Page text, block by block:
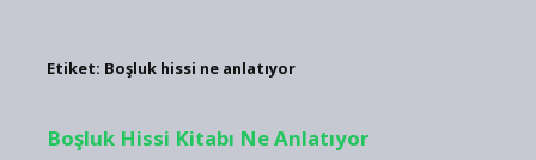
Etiket: Boşluk hissi ne anlatıyor
Boşluk Hissi Kitabı Ne Anlatıyor